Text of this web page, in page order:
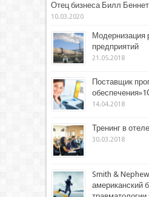
Отец бизнеса Билл
10.03.2020
Модернизация
предприятий
21.05.2018
Поставщик
14.04.2018
Тренинг в
30.03.2018
Smith &
американский